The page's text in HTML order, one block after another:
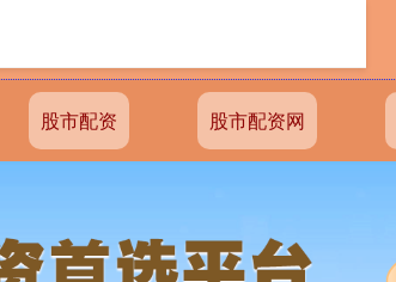
股市配资 股市配资网